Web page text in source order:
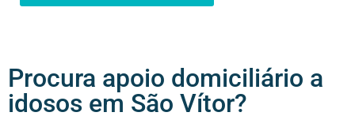
Procura apoio domiciliário a
idosos em São Vítor?